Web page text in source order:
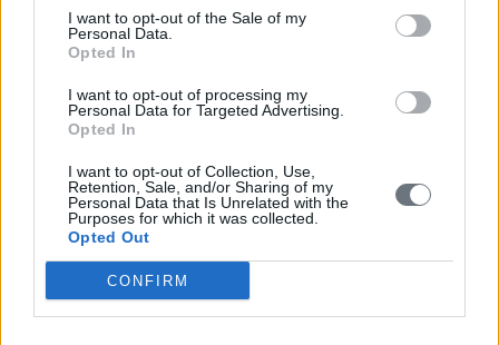
I want to opt-out of the Sale of my
Personal Data.
Opted In
I want to opt-out of processing my
Personal Data for Targeted Advertising.
Opted In
I want to opt-out of Collection, Use,
Retention, Sale, and/or Sharing of my
Personal Data that Is Unrelated with the
Purposes for which it was collected.
Opted Out
CONFIRM
την δύσκολη καθημερινή ρουτίνα τους.
Περισσότερα